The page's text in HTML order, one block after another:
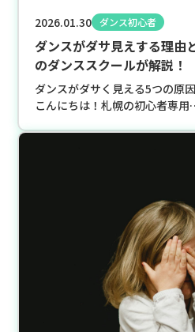
2026.01.30 ダンス初心者
ダンスがダサ見えする理由
のダンススクールが解説！
ダンスがダサく見える5つの原
こんにちは！札幌の初心者専